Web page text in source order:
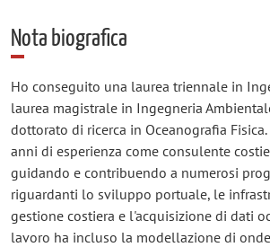
Nota biografica
Ho conseguito una laurea triennale in
laurea magistrale in Ingegneria
dottorato di ricerca in Oceanografia
anni di esperienza come consulente
guidando e contribuendo a numerosi
riguardanti lo sviluppo portuale, le
gestione costiera e l'acquisizione di dati
lavoro ha incluso la modellazione di